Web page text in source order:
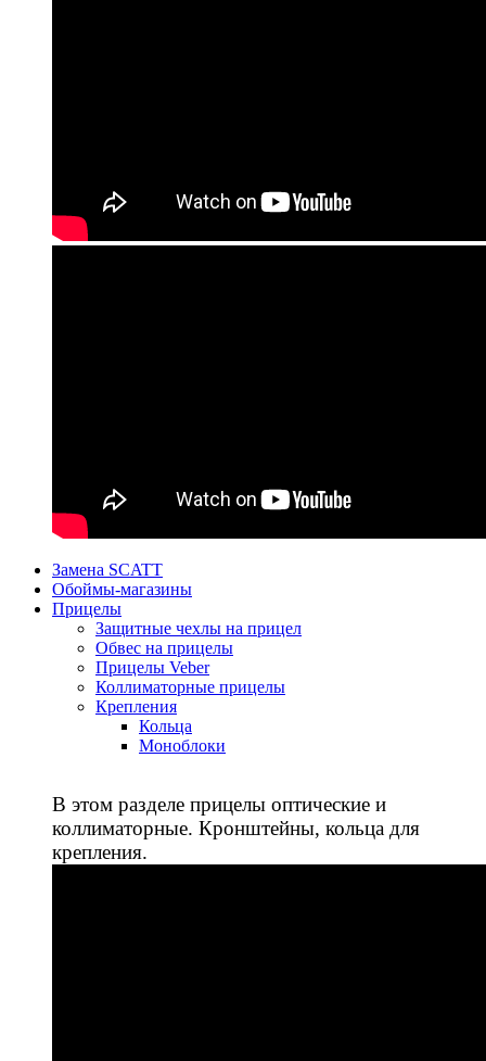
Замена SCATT
Обоймы-магазины
Прицелы
Защитные чехлы на прицел
Обвес на прицелы
Прицелы Veber
Коллиматорные прицелы
Крепления
Кольца
Моноблоки
В этом разделе прицелы оптические и
коллиматорные. Кронштейны, кольца для
крепления.